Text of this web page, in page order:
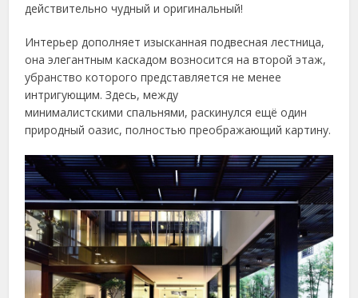
действительно чудный и оригинальный!
Интерьер дополняет изысканная подвесная лестница,
она элегантным каскадом возносится на второй этаж,
убранство которого представляется не менее
интригующим. Здесь, между
минималистскими спальнями, раскинулся ещё один
природный оазис, полностью преображающий картину.